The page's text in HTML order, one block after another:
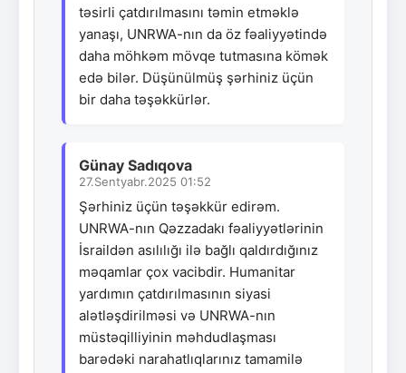
təsirli çatdırılmasını təmin etməklə
yanaşı, UNRWA-nın da öz fəaliyyətində
daha möhkəm mövqe tutmasına kömək
edə bilər. Düşünülmüş şərhiniz üçün
bir daha təşəkkürlər.
Günay Sadıqova
27.Sentyabr.2025 01:52
Şərhiniz üçün təşəkkür edirəm.
UNRWA-nın Qəzzadakı fəaliyyətlərinin
İsraildən asılılığı ilə bağlı qaldırdığınız
məqamlar çox vacibdir. Humanitar
yardımın çatdırılmasının siyasi
alətləşdirilməsi və UNRWA-nın
müstəqilliyinin məhdudlaşması
barədəki narahatlıqlarınız tamamilə